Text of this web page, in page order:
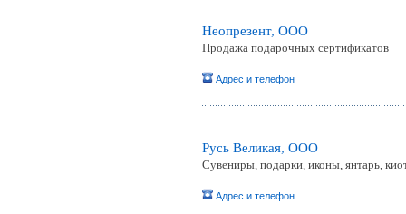
Неопрезент, ООО
Продажа подарочных сертификатов
Адрес и телефон
Русь Великая, ООО
Сувениры, подарки, иконы, янтарь,
Адрес и телефон